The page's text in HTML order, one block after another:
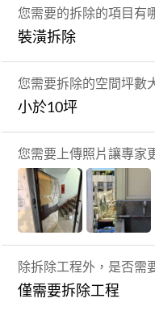
您需要的拆除的項目有
裝潢拆除
您需要拆除的空間坪數
小於10坪
您需要上傳照片讓專家
除拆除工程外，是否需
僅需要拆除工程